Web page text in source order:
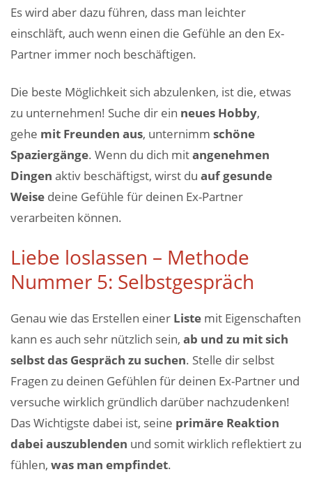
Es wird aber dazu führen, dass man leichter
einschläft, auch wenn einen die Gefühle an den Ex-
Partner immer noch beschäftigen.
Die beste Möglichkeit sich abzulenken, ist die, etwas
zu unternehmen! Suche dir ein neues Hobby,
gehe mit Freunden aus, unternimm schöne
Spaziergänge. Wenn du dich mitangenehmen
Dingen aktiv beschäftigst, wirst du auf gesunde
Weise deine Gefühle für deinen Ex-Partner
verarbeiten können.
Liebe loslassen – Methode
Nummer 5: Selbstgespräch
Genau wie das Erstellen einer Liste mit Eigenschaften
kann es auch sehr nützlich sein, ab und zu mit sich
selbst das Gespräch zu suchen. Stelle dir selbst
Fragen zu deinen Gefühlen für deinen Ex-Partner und
versuche wirklich gründlich darüber nachzudenken!
Das Wichtigste dabei ist, seine primäre Reaktion
dabei auszublenden und somit wirklich reflektiert zu
fühlen, was man empfindet.